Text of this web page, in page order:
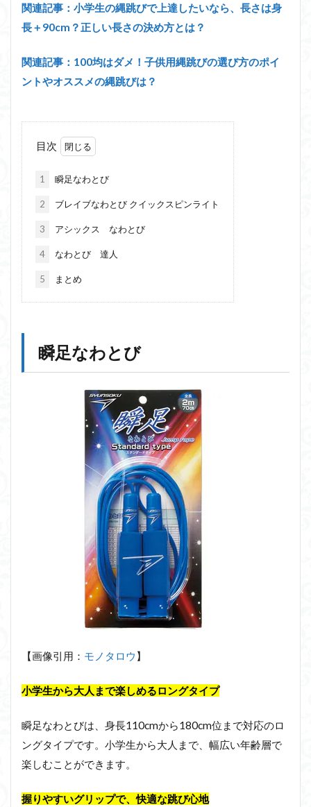
関連記事：小学生の縄跳びで上達したいなら、長さは身
長＋90cm？正しい長さの決め方とは？
関連記事：100均はダメ！子供用縄跳びの選び方のポイ
ントやオススメの縄跳びは？
目次
1 瞬足なわとび
2 ブレイブなわとび クイックスピンライト
3 アシックス なわとび
4 なわとび 達人
5 まとめ
瞬足なわとび
【画像引用： モノタロウ 】
小学生から大人まで楽しめるロングタイプ
瞬足なわとびは、身長110cmから180cm位まで対応のロ
ングタイプです。小学生から大人まで、幅広い年齢層で
楽しむことができます。
握りやすいグリップで、快適な跳び心地